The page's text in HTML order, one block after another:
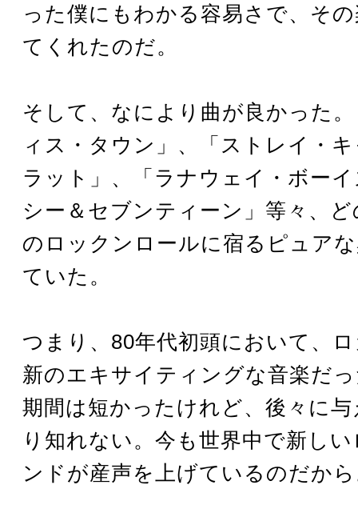
った僕にもわかる容易さで、そ
てくれたのだ。
そして、なにより曲が良かった
ィス・タウン」、「ストレイ・
ラット」、「ラナウェイ・ボー
シー＆セブンティーン」等々、
のロックンロールに宿るピュア
ていた。
つまり、80年代初頭において、
新のエキサイティングな音楽だ
期間は短かったけれど、後々に
り知れない。今も世界中で新し
ンドが産声を上げているのだか